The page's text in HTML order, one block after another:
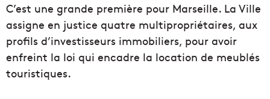
C’est une grande première pour Marseille. La Ville
assigne en justice quatre multipropriétaires, aux
profils d’investisseurs immobiliers, pour avoir
enfreint la loi qui encadre la location de meublés
touristiques.